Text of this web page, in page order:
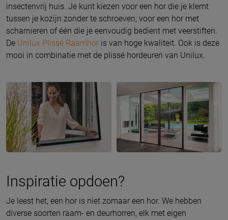
insectenvrij huis. Je kunt kiezen voor een hor die je klemt
tussen je kozijn zonder te schroeven, voor een hor met
scharnieren of één die je eenvoudig bedient met veerstiften.
De Unilux Plissé Raamhor is van hoge kwaliteit. Ook is deze
mooi in combinatie met de plissé hordeuren van Unilux.
Inspiratie opdoen?
Je leest het, een hor is niet zomaar een hor. We hebben
diverse soorten raam- en deurhorren, elk met eigen